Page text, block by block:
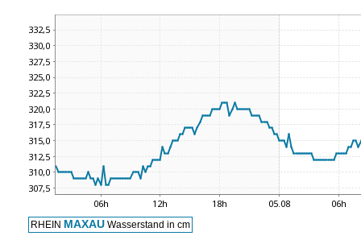
RHEIN MAXAU Wasserstand in cm